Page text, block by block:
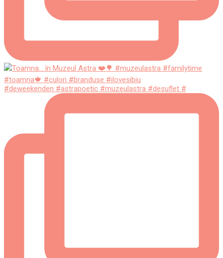
#deweekenden #astrapoetic #muzeulastra #desuflet #